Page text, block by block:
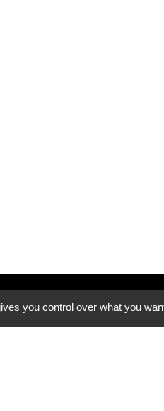
you control over what you